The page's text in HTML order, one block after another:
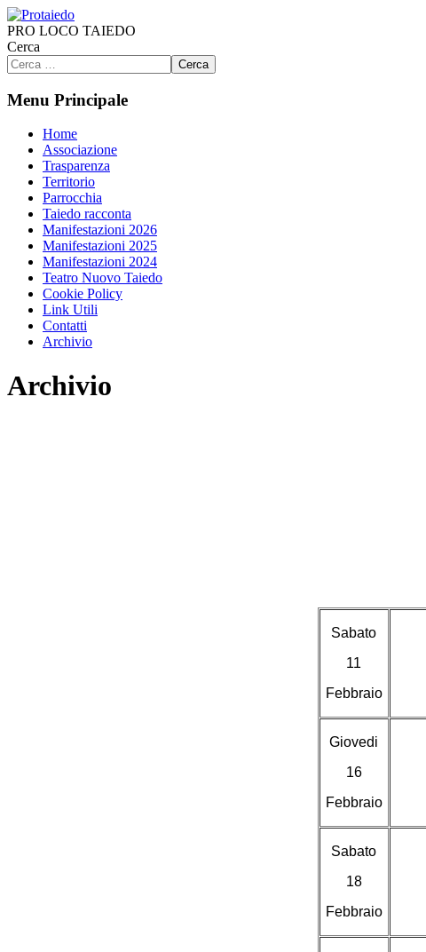
PRO LOCO TAIEDO
Cerca
Cerca
Menu Principale
Home
Associazione
Trasparenza
Territorio
Parrocchia
Taiedo racconta
Manifestazioni 2026
Manifestazioni 2025
Manifestazioni 2024
Teatro Nuovo Taiedo
Cookie Policy
Link Utili
Contatti
Archivio
Archivio
Sabato
11
Febbraio
Giovedi
16
Febbraio
Sabato
18
Febbraio